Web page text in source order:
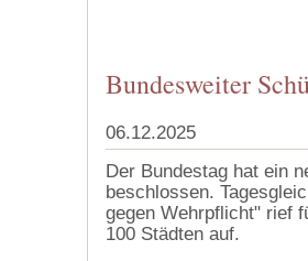
Bundesweiter
06.12.2025
Der Bundestag hat ein
beschlossen.
gegen Wehrpflicht" rief
100 Städten auf.